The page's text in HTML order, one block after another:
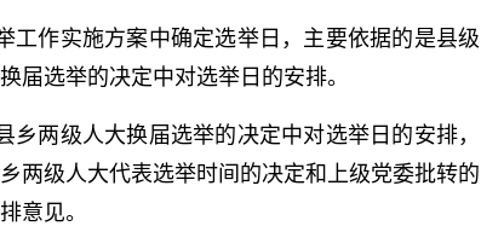
作实施方案中确定选举日，主要依据的是县级
届选举的决定中对选举日的安排。
两级人大换届选举的决定中对选举日的安排，
两级人大代表选举时间的决定和上级党委批转的
意见。